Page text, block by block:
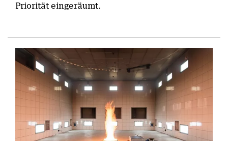
Priorität eingeräumt.